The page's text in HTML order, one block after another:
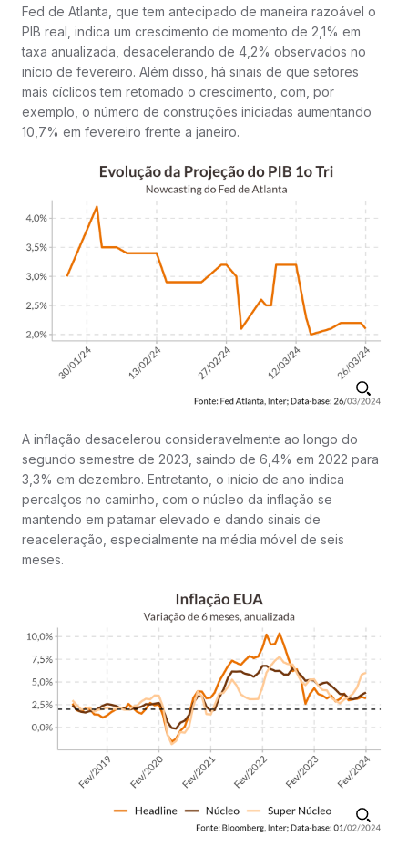
Fed de Atlanta, que tem antecipado de maneira razoável o
PIB real, indica um crescimento de momento de 2,1% em
taxa anualizada, desacelerando de 4,2% observados no
início de fevereiro. Além disso, há sinais de que setores
mais cíclicos tem retomado o crescimento, com, por
exemplo, o número de construções iniciadas aumentando
10,7% em fevereiro frente a janeiro.
A inflação desacelerou consideravelmente ao longo do
segundo semestre de 2023, saindo de 6,4% em 2022 para
3,3% em dezembro. Entretanto, o início de ano indica
percalços no caminho, com o núcleo da inflação se
mantendo em patamar elevado e dando sinais de
reaceleração, especialmente na média móvel de seis
meses.